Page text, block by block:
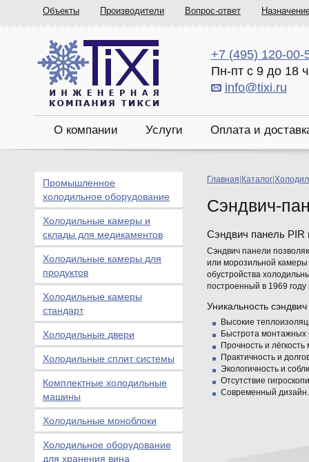
Объекты Производители Вопрос-ответ
+7 (495) 120-00-
Пн-пт с 9 до 18
info@tixi.ru
О компании Услуги Оплата и
Главная Каталог
Сэндвич-
Сэндвич панель
Cэндвич панели
или морозильной
обустройства
построенный в 1969
Уникальность
Высокие
Быстрота монтажных
Прочность и
Практичность и
Экологичность и
Отсутствие
Современный дизайн.
Промышленное
холодильное оборудование
Холодильные камеры и
склады для медикаментов
Холодильные камеры для
продуктов
Холодильные камеры
стандарт
Холодильные двери
Холодильные сплит системы
Комплектные холодильные
машины
Холодильные моноблоки
Холодильное оборудование
для хранения вина